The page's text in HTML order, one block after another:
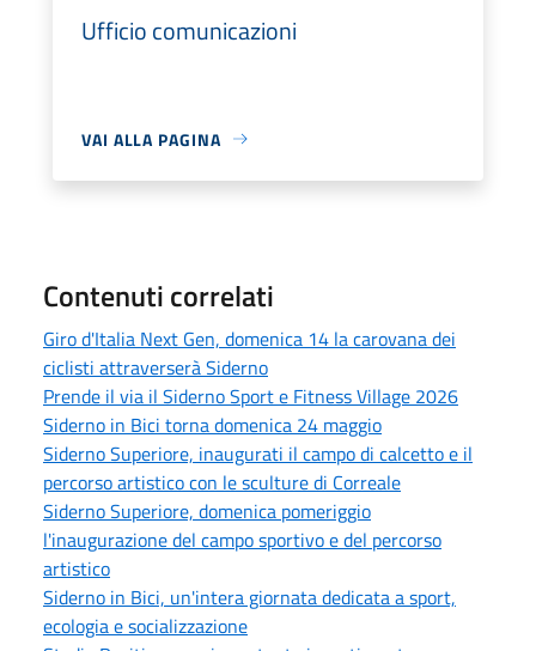
Ufficio comunicazioni
VAI ALLA PAGINA
Contenuti correlati
Giro d'Italia Next Gen, domenica 14 la carovana dei
ciclisti attraverserà Siderno
Prende il via il Siderno Sport e Fitness Village 2026
Siderno in Bici torna domenica 24 maggio
Siderno Superiore, inaugurati il campo di calcetto e il
percorso artistico con le sculture di Correale
Siderno Superiore, domenica pomeriggio
l'inaugurazione del campo sportivo e del percorso
artistico
Siderno in Bici, un'intera giornata dedicata a sport,
ecologia e socializzazione